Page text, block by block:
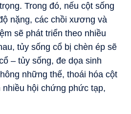
Trong đó, nếu cột sống
nặng, các chồi xương và
sẽ phát triển theo nhiều
tủy sống cổ bị chèn ép sẽ
– tủy sống, đe dọa sinh
những thế, thoái hóa cột
nhiều hội chứng phức tạp,